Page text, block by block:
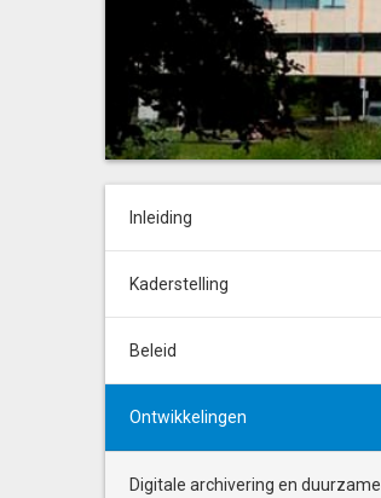
Inleiding
Kaderstelling
Beleid
Ontwikkelingen
Digitale archivering en duurzame